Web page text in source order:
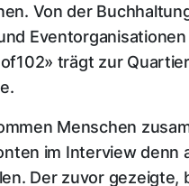
Von der
trägt zur
Menschen
im Interview denn
Der zuvor gezeigte,